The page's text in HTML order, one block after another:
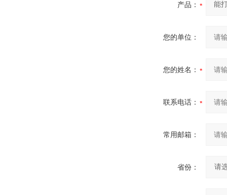
产品：
您的单位：
您的姓名：
联系电话：
常用邮箱：
省份：